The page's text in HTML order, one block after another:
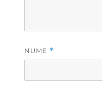
NUME *